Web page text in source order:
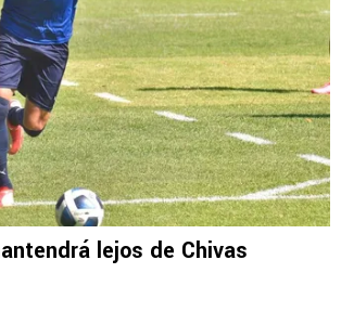
lejos de Chivas